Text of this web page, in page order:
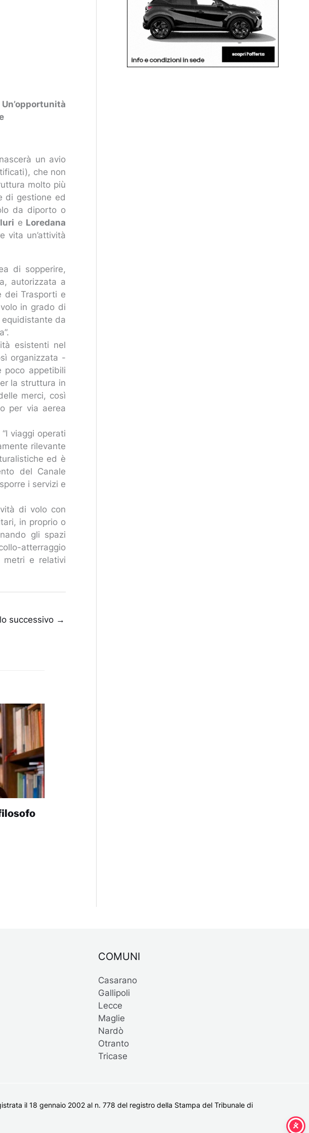
un avio
che non
molto più
di gestione ed
da diporto o
e Loredana
vita un’attività
di sopperire,
autorizzata a
dei Trasporti e
in grado di
da
esistenti nel
organizzata -
poco appetibili
la struttura in
merci, così
per via aerea
viaggi operati
rilevante
ed è
del Canale
i servizi e
di volo con
in proprio o
gli spazi
atterraggio
e relativi
successivo →
COMUNI
Casarano
Gallipoli
Lecce
Maglie
Nardò
Otranto
Tricase
il 18 gennaio 2002 al n. 778 del registro della Stampa del Tribunale di